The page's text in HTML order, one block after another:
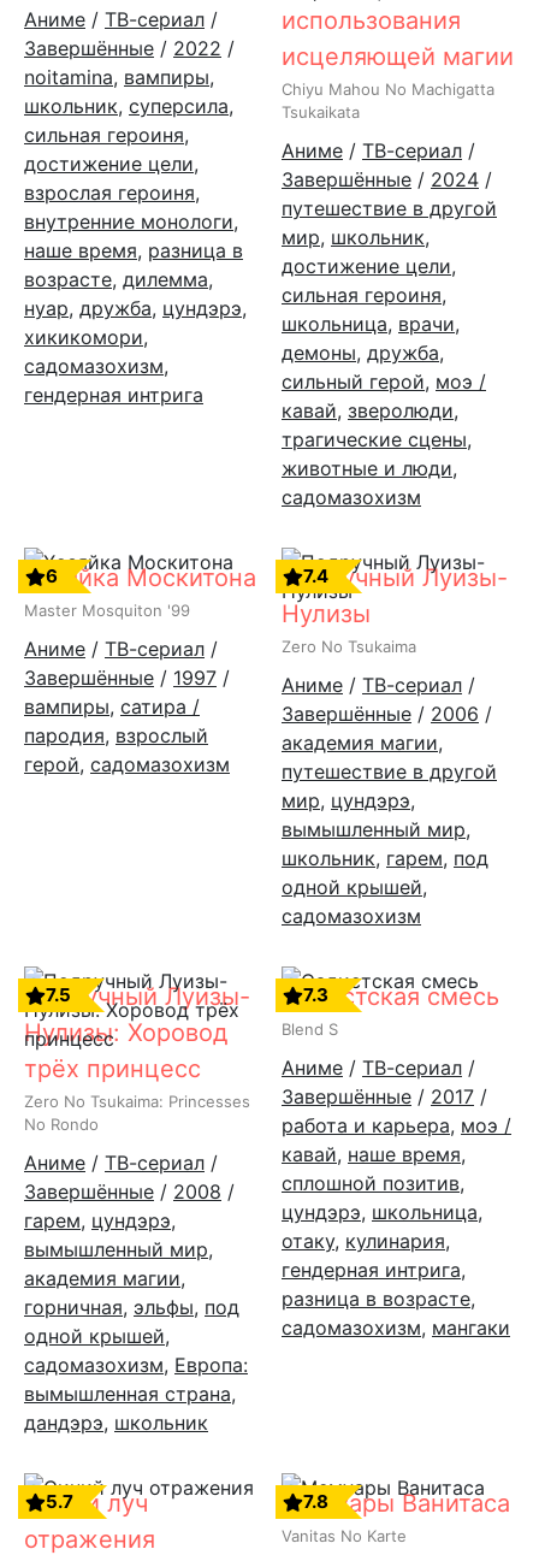
Аниме / ТВ-сериал /
Завершённые / 2022 /
noitamina, вампиры,
школьник, суперсила,
сильная героиня,
достижение цели,
взрослая героиня,
внутренние монологи,
наше время, разница в
возрасте, дилемма,
нуар, дружба, цундэрэ,
хикикомори,
садомазохизм,
гендерная интрига
использования
исцеляющей магии
Chiyu Mahou No Machigatta
Tsukaikata
Аниме / ТВ-сериал /
Завершённые / 2024 /
путешествие в другой
мир, школьник,
достижение цели,
сильная героиня,
школьница, врачи,
демоны, дружба,
сильный герой, моэ /
кавай, зверолюди,
трагические сцены,
животные и люди,
садомазохизм
Хозяйка Москитона
Master Mosquiton '99
Аниме / ТВ-сериал /
Завершённые / 1997 /
вампиры, сатира /
пародия, взрослый
герой, садомазохизм
6
Подручный Луизы-
Нулизы
Zero No Tsukaima
Аниме / ТВ-сериал /
Завершённые / 2006 /
академия магии,
путешествие в другой
мир, цундэрэ,
вымышленный мир,
школьник, гарем, под
одной крышей,
садомазохизм
7.4
Подручный Луизы-
Нулизы: Хоровод
трёх принцесс
Zero No Tsukaima: Princesses
No Rondo
Аниме / ТВ-сериал /
Завершённые / 2008 /
гарем, цундэрэ,
вымышленный мир,
академия магии,
горничная, эльфы, под
одной крышей,
садомазохизм, Европа:
вымышленная страна,
дандэрэ, школьник
7.5 Садистская смесь
Blend S
Аниме / ТВ-сериал /
Завершённые / 2017 /
работа и карьера, моэ /
кавай, наше время,
сплошной позитив,
цундэрэ, школьница,
отаку, кулинария,
гендерная интрига,
разница в возрасте,
садомазохизм, мангаки
7.3
Синий луч
отражения
5.7 Мемуары Ванитаса
Vanitas No Karte
7.8